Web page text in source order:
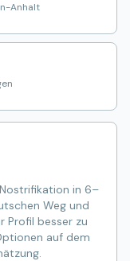
Anhalt
Nostrifikation in 6–
Weg und
Profil besser zu
auf dem